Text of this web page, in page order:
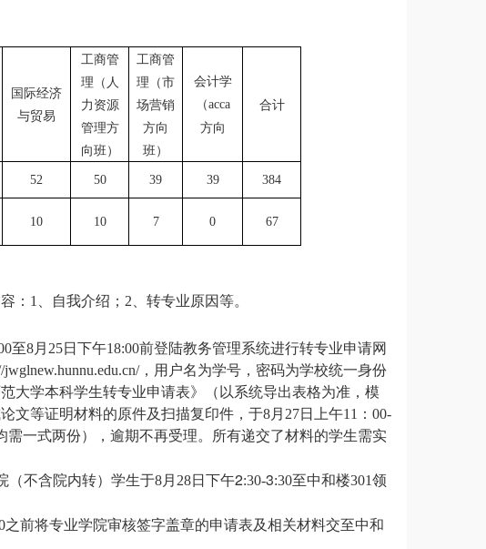
国际经济
与贸易
工商管
理（人
力资源
管理方
向班）
工商管
理（市
场营销
方向
班）
会计学
（acca
方向
合计
52 50 39 39 384
10 10 7 0 67
：1、自我介绍；2、转专业原因等。
至8月 25日下午18:00前登陆教务管理系统进行转专业申请网
jwglnew.hunnu.edu.cn/，用户名为学号，密码为学校统一身份
大学本科学生转专业申请表》（以系统导出表格为准，模
文等证明材料的原件及扫描复印件，于8月 27日上午11 ： 00-
需一式两份），逾期不再受理。所有递交了材料的学生需实
（不含院内转）学生于8月 28日下午2:30-3:30至中和楼301领
之前将专业学院审核签字盖章的申请表及相关材料交至中和